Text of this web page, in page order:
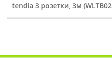
tendia 3 розетки, 3м